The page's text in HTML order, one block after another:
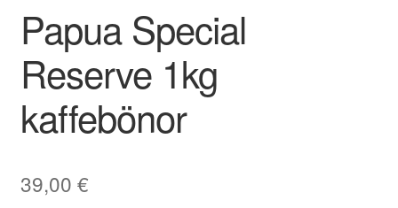
Papua Special
Reserve 1kg
kaffebönor
39,00 €